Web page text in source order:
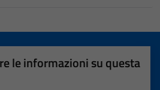
le informazioni su questa